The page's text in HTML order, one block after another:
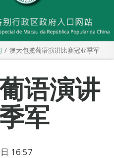
澳大包揽葡语演讲比赛冠亚季军
语演讲
军
16:57